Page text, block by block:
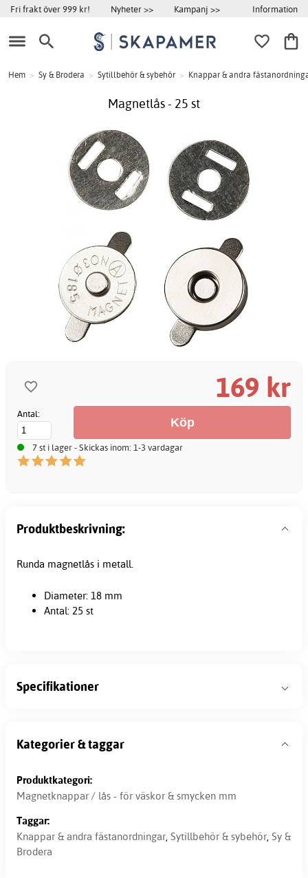
Fri frakt över 999 kr! Nyheter >> Kampanj >> Information
Hem > Sy & Brodera > Sytillbehör & sybehör > Knappar & andra
Magnetlås - 25 st
169 kr
Antal:
7 st i lager - Skickas inom: 1-3 vardagar
Produktbeskrivning:
Runda magnetlås i metall.
Diameter: 18 mm
Antal: 25 st
Specifikationer
Kategorier & taggar
Produktkategori:
Magnetknappar / lås - för väskor & smycken mm
Taggar:
Knappar & andra fästanordningar, Sytillbehör & sybehör, Sy &
Brodera